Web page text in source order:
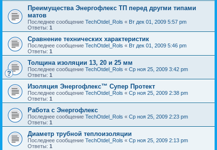
Преимущества Энергофлекс ТП перед другми типами
матов
Последнее сообщение TechOtdel_Rols « Вт дек 01, 2009 5:57 pm
Ответы: 1
Сравнение технических характеристик
Последнее сообщение TechOtdel_Rols « Вт дек 01, 2009 5:46 pm
Ответы: 1
Толщина изоляции 13, 20 и 25 мм
Последнее сообщение TechOtdel_Rols « Ср ноя 25, 2009 3:42 pm
Ответы: 1
Изоляция Энергофлекс™ Супер Протект
Последнее сообщение TechOtdel_Rols « Ср ноя 25, 2009 2:38 pm
Ответы: 1
Работа с Энергофлекс
Последнее сообщение TechOtdel_Rols « Ср ноя 25, 2009 2:23 pm
Ответы: 1
Диаметр трубной теплоизоляции
Последнее сообщение TechOtdel_Rols « Ср ноя 25, 2009 2:13 pm
Ответы: 1